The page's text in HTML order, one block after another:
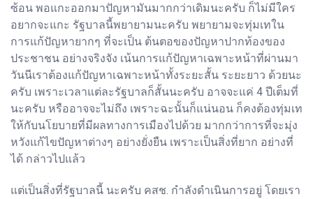
ซ้อน พอแกะออกมาปัญหามันมากกว่าเดิมนะครับ ก็ไม่มีใคร
อยากจะแกะ รัฐบาลนี้พยายามนะครับ พยายามจะทุ่มเทใน
การแก้ปัญหายากๆ ที่จะเป็น ต้นตอของปัญหาปากท้องของ
ประชาชน อย่างจริงจัง เน้นการแก้ปัญหาเฉพาะหน้าที่ผ่านมา
วันนีเราต้องแก้ปัญหาเฉพาะหน้าทั้งระยะสั้น ระยะยาว ด้วยนะ
ครับ เพราะเวลาแต่ละรัฐบาลก็สั้นนะครับ อาจจะแค่ 4 ปีเต็มที่
นะครับ หรืออาจจะไม่ถึง เพราะฉะนั้นก็แน่นอน ก็คงต้องทุ่มเท
ให้กับนโยบายที่มีผลทางการเมืองไปด้วย มากกว่าการที่จะมุ่ง
หวังแก้ไขปัญหาต่างๆ อย่างยั่งยืน เพราะเป็นสิ่งที่ยาก อย่างที่
ได้ กล่าวไปแล้ว
แต่เป็นสิ่งที่รัฐบาลนี้ นะครับ คสช. กำลังดำเนินการอยู่ โดยเรา